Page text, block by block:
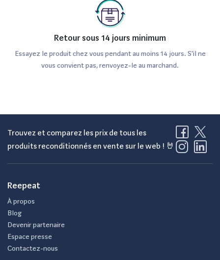
Retour sous 14 jours minimum
Essayez le produit chez vous pendant au moins 14 jours. S'il ne
vous convient pas, renvoyez-le au marchand.
Trouvez et comparez les prix de tous les
produits reconditionnés en vente sur le web ! 🤘
Reepeat
À propos
Blog
Devenir partenaire
Espace presse
Contactez-nous